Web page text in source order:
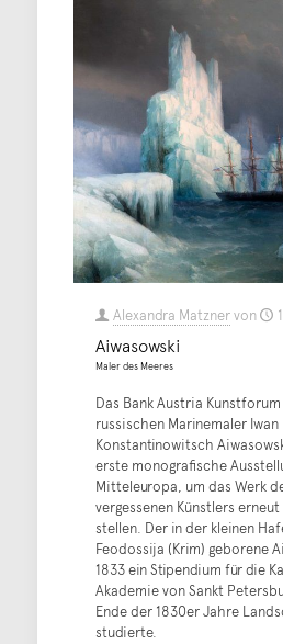
Alexandra Matznervon
Aiwasowski
Maler des Meeres
Das Bank Austria
russischen Marinemaler Iwan
Konstantinowitsch
erste monografische
Mitteleuropa, um das Werk
vergessenen Künstlers
stellen. Der in der kleinen
Feodossija (Krim) geborene
1833 ein Stipendium für die
Akademie von Sankt
Ende der 1830er Jahre
studierte.